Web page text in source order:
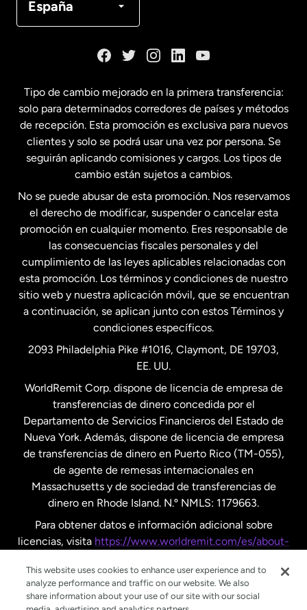
España
Estados Unidos English
Estados Unidos Español
Francia
Malasia
Nueva Zelanda
Países Bajos
Suecia
Tipo de cambio mejorado en la primera transferencia:
solo para determinados corredores de países y métodos
de recepción. Esta promoción es exclusiva para nuevos
clientes y solo se podrá usar una vez por persona. Se
seguirán aplicando comisiones y cargos. Los tipos de
cambio están sujetos a cambios.
No se puede abusar de esta promoción. Nos reservamos
el derecho de modificar, suspender o cancelar esta
promoción en cualquier momento. Eres responsable de
las consecuencias fiscales personales y del
cumplimiento de las leyes aplicables relacionadas con
esta promoción. Los términos y condiciones de nuestro
sitio web y nuestra aplicación móvil, que se encuentran
a continuación, se aplican junto con estos Términos y
condiciones específicos.
2093 Philadelphia Pike #1016, Claymont, DE 19703,
EE. UU.
WorldRemit Corp. dispone de licencia de empresa de
transferencias de dinero concedida por el
Departamento de Servicios Financieros del Estado de
Nueva York. Además, dispone de licencia de empresa
de transferencias de dinero en Puerto Rico (TM-055),
de agente de remesas internacionales en
Massachusetts y de sociedad de transferencias de
dinero en Rhode Island. N.º NMLS: 1179663.
Para obtener datos e información adicional sobre
licencias, visita https://www.worldremit.com/es/about-
This website uses cookies to enhance user experience and to
analyze performance and traffic on our website. We also
share information about your use of our site with our social